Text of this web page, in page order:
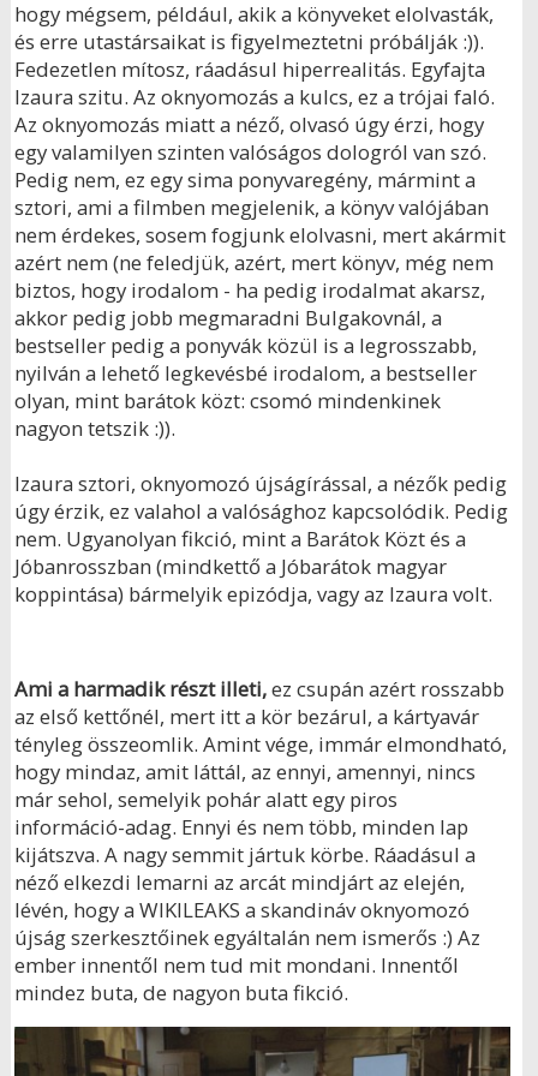
hogy mégsem, például, akik a könyveket elolvasták,
és erre utastársaikat is figyelmeztetni próbálják :)).
Fedezetlen mítosz, ráadásul hiperrealitás. Egyfajta
Izaura szitu. Az oknyomozás a kulcs, ez a trójai faló.
Az oknyomozás miatt a néző, olvasó úgy érzi, hogy
egy valamilyen szinten valóságos dologról van szó.
Pedig nem, ez egy sima ponyvaregény, mármint a
sztori, ami a filmben megjelenik, a könyv valójában
nem érdekes, sosem fogjunk elolvasni, mert akármit
azért nem (ne feledjük, azért, mert könyv, még nem
biztos, hogy irodalom - ha pedig irodalmat akarsz,
akkor pedig jobb megmaradni Bulgakovnál, a
bestseller pedig a ponyvák közül is a legrosszabb,
nyilván a lehető legkevésbé irodalom, a bestseller
olyan, mint barátok közt: csomó mindenkinek
nagyon tetszik :)).
Izaura sztori, oknyomozó újságírással, a nézők pedig
úgy érzik, ez valahol a valósághoz kapcsolódik. Pedig
nem. Ugyanolyan fikció, mint a Barátok Közt és a
Jóbanrosszban (mindkettő a Jóbarátok magyar
koppintása) bármelyik epizódja, vagy az Izaura volt.
Ami a harmadik részt illeti,ez csupán azért rosszabb
az első kettőnél, mert itt a kör bezárul, a kártyavár
tényleg összeomlik. Amint vége, immár elmondható,
hogy mindaz, amit láttál, az ennyi, amennyi, nincs
már sehol, semelyik pohár alatt egy piros
információ-adag. Ennyi és nem több, minden lap
kijátszva. A nagy semmit jártuk körbe. Ráadásul a
néző elkezdi lemarni az arcát mindjárt az elején,
lévén, hogy a WIKILEAKS a skandináv oknyomozó
újság szerkesztőinek egyáltalán nem ismerős :) Az
ember innentől nem tud mit mondani. Innentől
mindez buta, de nagyon buta fikció.